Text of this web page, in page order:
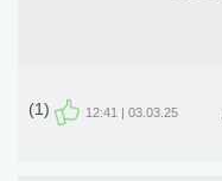
03.03.25 | 12:41
(1)